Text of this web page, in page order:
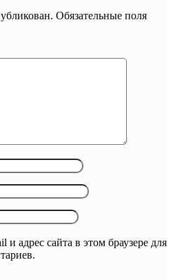
Обязательные поля
адрес сайта в этом браузере для